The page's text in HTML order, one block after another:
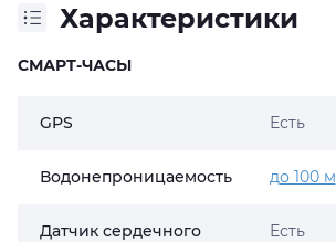
Характеристики
СМАРТ-ЧАСЫ
GPS Есть
Водонепроницаемость до 100 м
Датчик сердечного
Есть